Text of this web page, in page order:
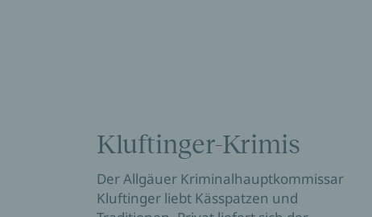
Kluftinger-Krimis
Der Allgäuer Kriminalhauptkommissar
Kluftinger liebt Kässpatzen und